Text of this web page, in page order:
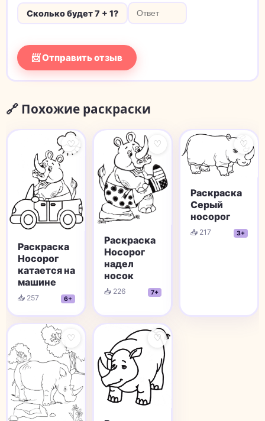
Сколько будет 7 + 1?
📨 Отправить отзыв
🔗 Похожие раскраски
♡
Раскраска
Носорог
катается на
машине
📥 257 6+
♡
Раскраска
Носорог
надел
носок
📥 226 7+
♡
Раскраска
Серый
носорог
📥 217 3+
♡ ♡